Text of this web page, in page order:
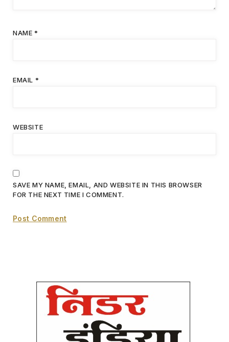
NAME *
EMAIL *
WEBSITE
SAVE MY NAME, EMAIL, AND WEBSITE IN THIS BROWSER
FOR THE NEXT TIME I COMMENT.